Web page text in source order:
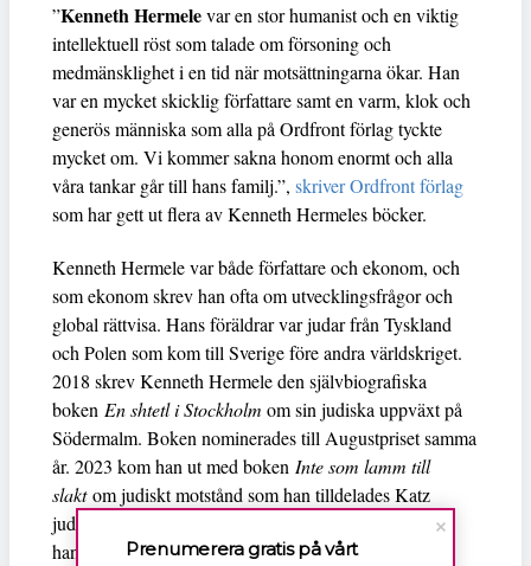
”Kenneth Hermelevar en stor humanist och en viktig
intellektuell röst som talade om försoning och
medmänsklighet i en tid när motsättningarna ökar. Han
var en mycket skicklig författare samt en varm, klok och
generös människa som alla på Ordfront förlag tyckte
mycket om. Vi kommer sakna honom enormt och alla
våra tankar går till hans familj.”, skriver Ordfront förlag
som har gett ut flera av Kenneth Hermeles böcker.
Kenneth Hermele var både författare och ekonom, och
som ekonom skrev han ofta om utvecklingsfrågor och
global rättvisa. Hans föräldrar var judar från Tyskland
och Polen som kom till Sverige före andra världskriget.
2018 skrev Kenneth Hermele den självbiografiska
boken En shtetl i Stockholm om sin judiska uppväxt på
Södermalm. Boken nominerades till Augustpriset samma
år. 2023 kom han ut med boken Inte som lamm till
slaktom judiskt motstånd som han tilldelades Katz
judiska kulturfonds pris för. Och tidigare i år släpptes
hans senaste bokDen vilda rättvisan – Judisk hämnd
Prenumerera gratis på vårt